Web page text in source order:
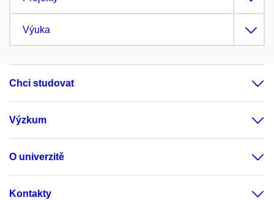
Výuka
Chci studovat
Výzkum
O univerzitě
Kontakty